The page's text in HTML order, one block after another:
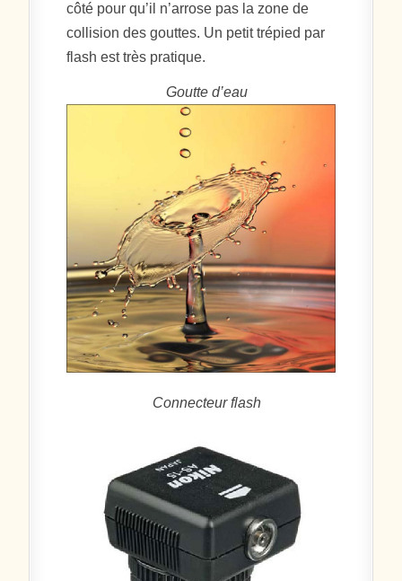
côté pour qu’il n’arrose pas la zone de
collision des gouttes. Un petit trépied par
flash est très pratique.
Goutte d’eau
Connecteur flash